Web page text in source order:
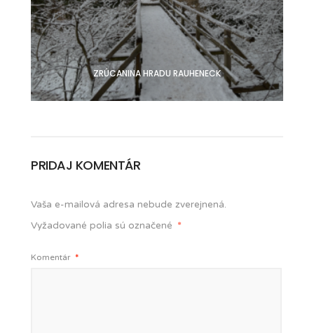
ZRÚCANINA HRADU RAUHENECK
PRIDAJ KOMENTÁR
Vaša e-mailová adresa nebude zverejnená.
Vyžadované polia sú označené *
Komentár *